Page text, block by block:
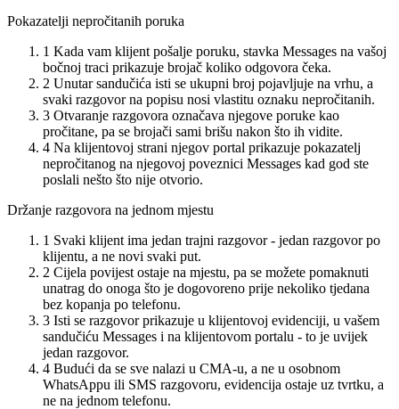
Pokazatelji nepročitanih poruka
1 Kada vam klijent pošalje poruku, stavka Messages na vašoj
bočnoj traci prikazuje brojač koliko odgovora čeka.
2 Unutar sandučića isti se ukupni broj pojavljuje na vrhu, a
svaki razgovor na popisu nosi vlastitu oznaku nepročitanih.
3 Otvaranje razgovora označava njegove poruke kao
pročitane, pa se brojači sami brišu nakon što ih vidite.
4 Na klijentovoj strani njegov portal prikazuje pokazatelj
nepročitanog na njegovoj poveznici Messages kad god ste
poslali nešto što nije otvorio.
Držanje razgovora na jednom mjestu
1 Svaki klijent ima jedan trajni razgovor - jedan razgovor po
klijentu, a ne novi svaki put.
2 Cijela povijest ostaje na mjestu, pa se možete pomaknuti
unatrag do onoga što je dogovoreno prije nekoliko tjedana
bez kopanja po telefonu.
3 Isti se razgovor prikazuje u klijentovoj evidenciji, u vašem
sandučiću Messages i na klijentovom portalu - to je uvijek
jedan razgovor.
4 Budući da se sve nalazi u CMA-u, a ne u osobnom
WhatsAppu ili SMS razgovoru, evidencija ostaje uz tvrtku, a
ne na jednom telefonu.